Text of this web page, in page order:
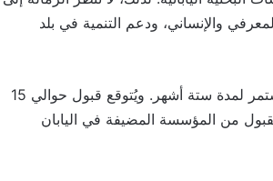
والإنساني، ودعم التنمية في بلد
تبدأ فترة الزمالة لعام 2027 بين يونيو 2027 ومارس 2028، وتستمر لمدة ستة أشهر. ويُتوقع قبول حوالي 15
من المؤسسة المضيفة في اليابان